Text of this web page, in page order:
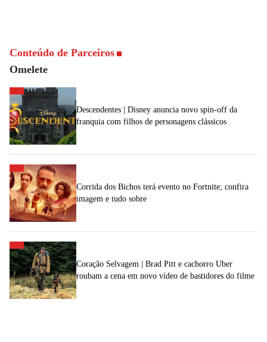
Conteúdo de Parceiros
Omelete
Descendentes | Disney anuncia novo spin-off da
franquia com filhos de personagens clássicos
Corrida dos Bichos terá evento no Fortnite; confira
imagem e tudo sobre
Coração Selvagem | Brad Pitt e cachorro Uber
roubam a cena em novo vídeo de bastidores do filme